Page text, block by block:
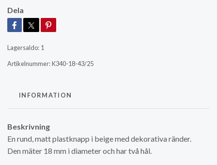
Dela
Lagersaldo: 1
Artikelnummer:K340-18-43/25
INFORMATION
Beskrivning
En rund, matt plastknapp i beige med dekorativa ränder.
Den mäter 18 mm i diameter och har två hål.